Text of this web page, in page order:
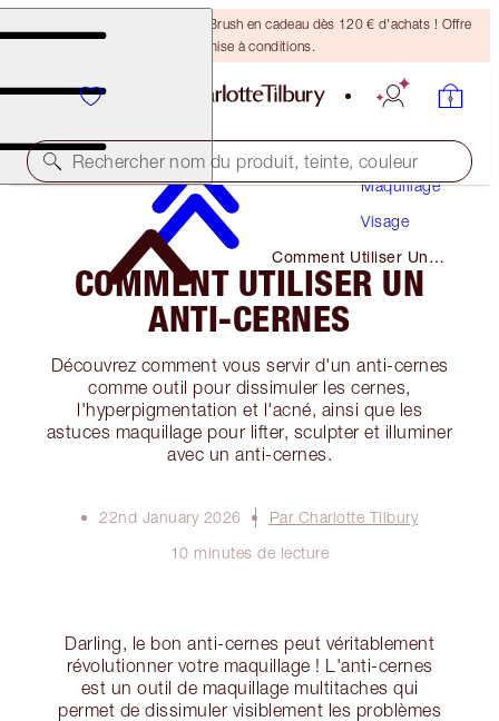
Recevez un pinceau Bronzing Brush en cadeau dès 120 € d'achats ! Offre
soumise à conditions.
Rechercher nom du produit, teinte, couleur
Maquillage
Visage
Comment Utiliser Un
Anti-Cernes
COMMENT UTILISER UN
ANTI-CERNES
Découvrez comment vous servir d'un anti-cernes
comme outil pour dissimuler les cernes,
l'hyperpigmentation et l'acné, ainsi que les
astuces maquillage pour lifter, sculpter et illuminer
avec un anti-cernes.
22nd January 2026
Par Charlotte Tilbury
10 minutes de lecture
Darling, le bon anti-cernes peut véritablement
révolutionner votre maquillage ! L'anti-cernes
est un outil de maquillage multitaches qui
permet de dissimuler visiblement les problèmes